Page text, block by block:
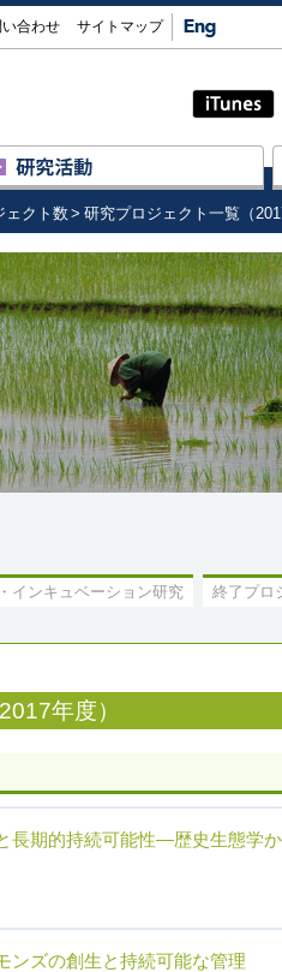
プロジェクト
研究スタッフ
招へい外国人研究員/
実験施設
同位体環境学共同研究事業
博物館・展示を活用した最先端
研究の 可視化・高度化事業
図書室
学術情報リポジトリ
データ
Future
京都気
カーボ
貢献す
アジア
「エコ
関連研
環境教
ェクト数 研究プロジェクト一覧（
い合わせ サイトマップ
インキュベーション研究 終了プロ
年度）
長期的持続可能性―歴史生態学
ンズの創生と持続可能な管理